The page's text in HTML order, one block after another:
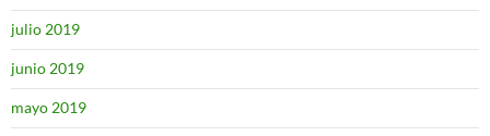
julio 2019
junio 2019
mayo 2019